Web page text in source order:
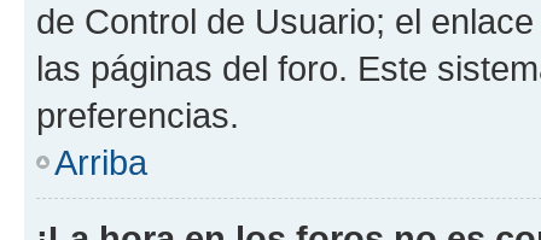
de Control de Usuario; el
las páginas del foro. Este
preferencias.
Arriba